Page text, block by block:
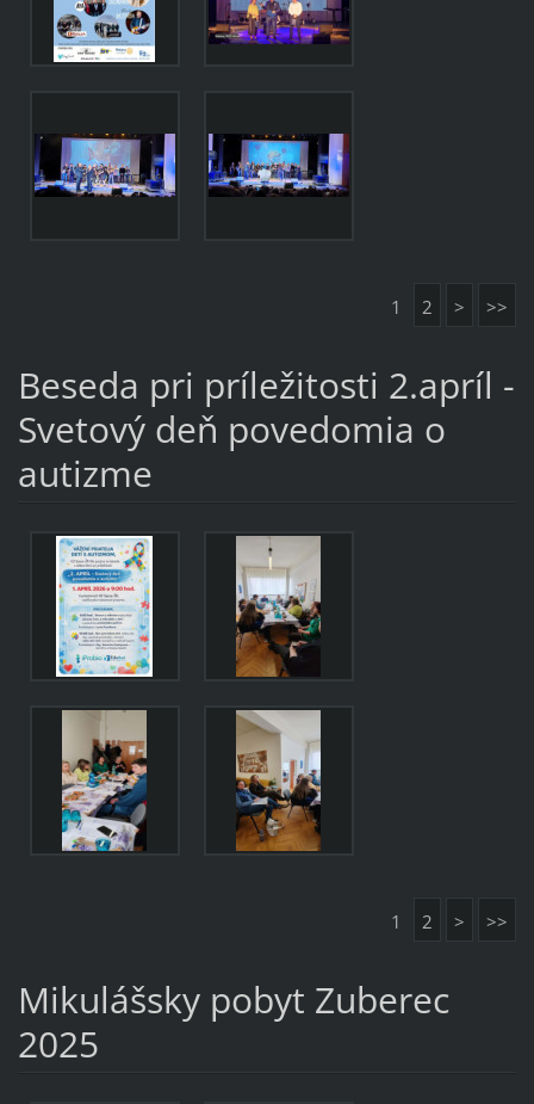
1 2 > >>
Beseda pri príležitosti 2.apríl -
Svetový deň povedomia o
autizme
1 2 > >>
Mikulášsky pobyt Zuberec
2025